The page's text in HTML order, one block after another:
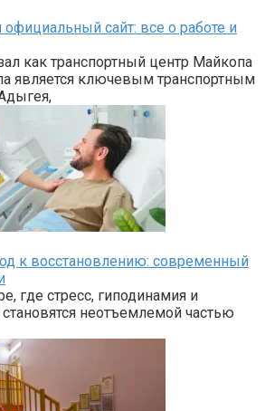
сайт: все о работе и
как транспортный центр Майкопа
является ключевым транспортным
к восстановлению: современный
где стресс, гиподинамия и
неотъемлемой частью